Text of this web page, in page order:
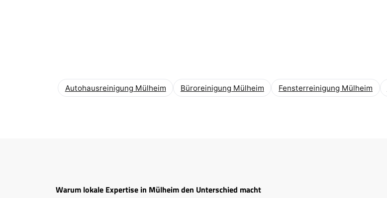
Autohausreinigung Mülheim Büroreinigung Mülheim Fensterreinigung Mülheim
Warum lokale Expertise in Mülheim den Unterschied macht